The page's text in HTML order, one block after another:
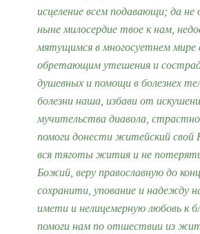
исцеление всем подавающи; да не
ныне милосердие твое к нам,
мятущимся в многосуетнем мире
обретающим утешения и
душевных и помощи в болезнех
болезни наша, избави от
мучительства диавола,
помоги донести житейский свой
вся тяготы жития и не
Божий, веру православную до
сохранити, упование и надежду
имети и нелицемерную любовь к
помоги нам по отшествии из